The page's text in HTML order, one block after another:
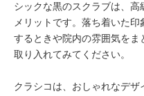
シックな黒のスクラブは、
メリットです。落ち着いた
するときや院内の雰囲気を
取り入れてみてください。
クラシコは、おしゃれなデ